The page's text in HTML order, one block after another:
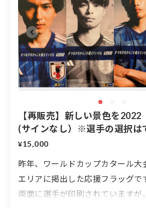
返礼品には、サッカーワールドカッ
るサッカー日本代表を応援する「新
ロモーションで使用した屋外フラッ
ッカー日本代表オリジナルフォトな
す。スタジアムやご自宅からクラウ
ご参加いただき、多くの子どもたち
しましょう。
【新しい景色を2022 プロモーショ
様子】【再販売】新しい景色を
(サインなし）※選手の選択は
¥15,000
昨年、ワールドカップカタール大
エリアに掲出した応援フラッグで
両面に選手が印刷されていますが